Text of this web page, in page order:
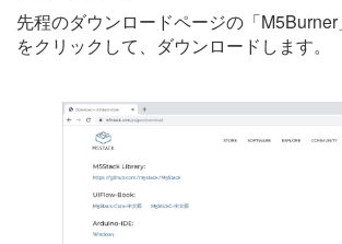
先程のダウンロードページの「
をクリックして、ダウンロードします。